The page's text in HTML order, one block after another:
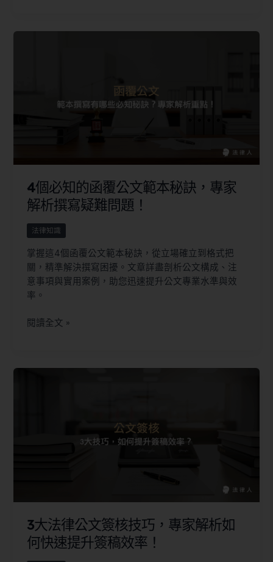
4個必知的函覆公文範本秘訣，專家
解析撰寫疑難問題！
法律知識
掌握這4個函覆公文範本秘訣，從立場確立到格式把
關，精準解決撰寫困擾。文章詳盡剖析公文構成、注
意事項與實用案例，助您迅速提升公文專業水準與效
率。
閱讀全文 »
3大法律公文簽核技巧，專家解析如
何快速提升簽稿效率！